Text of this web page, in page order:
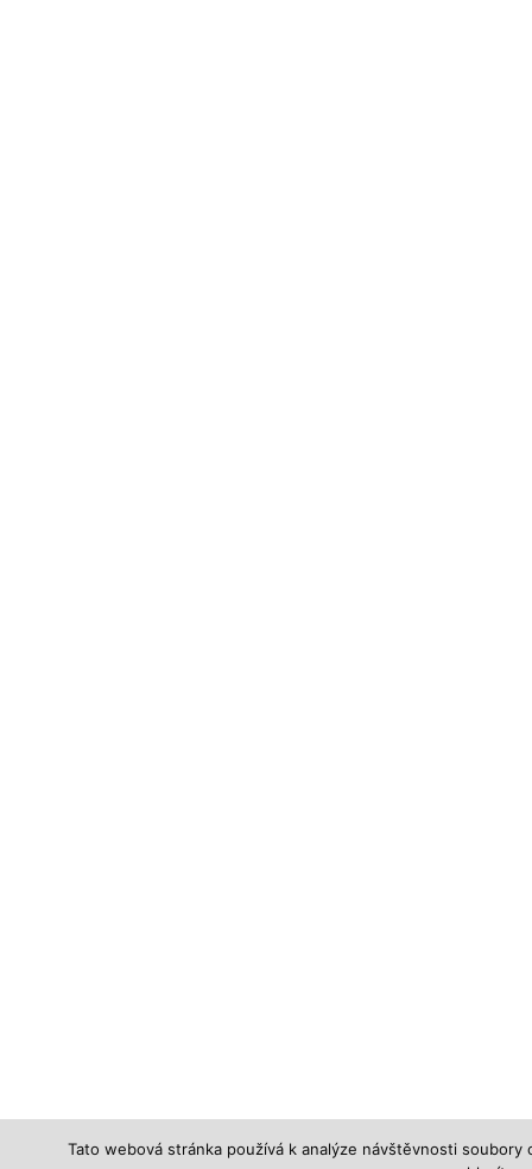
Tato webová stránka používá k analýze návštěvnosti